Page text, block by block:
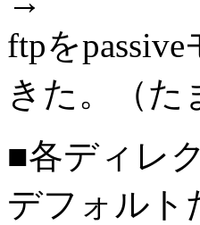
ftpを
きた。（
■各ディレ
デフォルト